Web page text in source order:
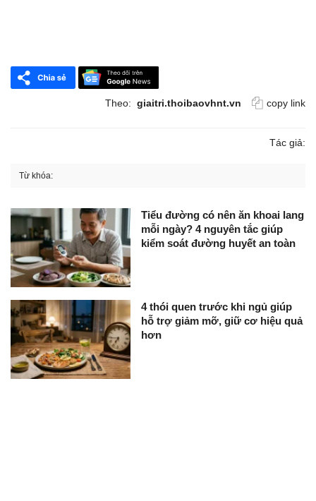
Theo: giaitri.thoibaovhnt.vn copy link
Tác giả:
Từ khóa:
Tiểu đường có nên ăn khoai lang
mỗi ngày? 4 nguyên tắc giúp
kiểm soát đường huyết an toàn
4 thói quen trước khi ngủ giúp
hỗ trợ giảm mỡ, giữ cơ hiệu quả
hơn